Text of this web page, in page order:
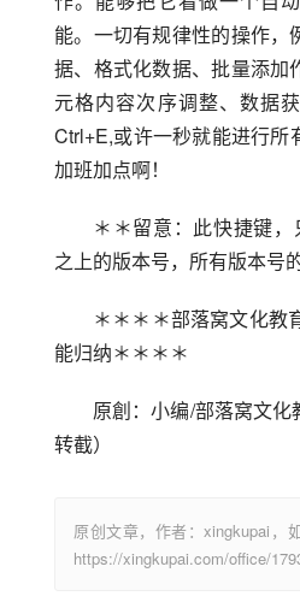
能。一切有规律性的操作，
据、格式化数据、批量添加
元格内容次序调整、数据
Ctrl+E,或许一秒就能进行所
加班加点啊！
＊＊留意：此快捷键
之上的版本号，所有版本号
＊＊＊＊部落窝文化教
能归纳＊＊＊＊
原創：小编/部落窝文
转截）
原创文章，作者：xingkupai，
https://xingkupai.com/office/